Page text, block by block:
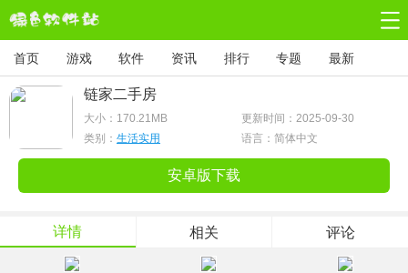
首页 游戏 软件 资讯 排行 专题 最新
链家二手房
大小： 170.21MB
更新时间：2025-09-30
类别： 生活实用 语言：简体中文
安卓版下载
详情 相关 评论